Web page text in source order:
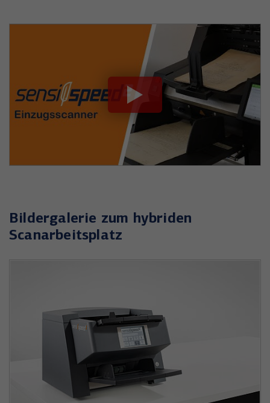
Bildergalerie zum hybriden
Scanarbeitsplatz